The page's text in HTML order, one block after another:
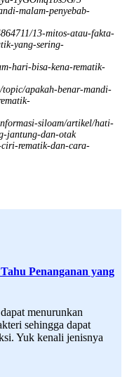
malam-penyebab-
13-mitos-atau-fakta-
yang-sering-
hari-bisa-kena-rematik-
topic/apakah-benar-mandi-
siloam/artikel/hati-
jantung-dan-otak
ciri-rematik-dan-cara-
Penanganan yang
menurunkan
sehingga dapat
Yuk kenali jenisnya